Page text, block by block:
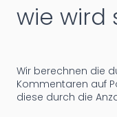
wie wird
Wir berechnen die
Kommentaren auf
diese durch die